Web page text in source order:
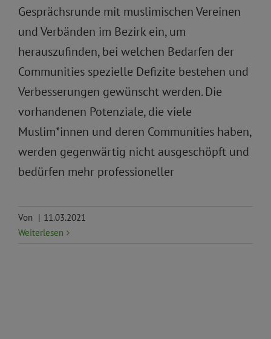
Gesprächsrunde mit muslimischen Vereinen
und Verbänden im Bezirk ein, um
herauszufinden, bei welchen Bedarfen der
Communities spezielle Defizite bestehen und
Verbesserungen gewünscht werden. Die
vorhandenen Potenziale, die viele
Muslim*innen und deren Communities haben,
werden gegenwärtig nicht ausgeschöpft und
bedürfen mehr professioneller
Von | 11.03.2021
Weiterlesen